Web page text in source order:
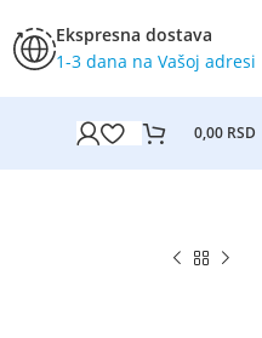
Ekspresna dostava
1-3 dana na Vašoj adresi
0,00 RSD